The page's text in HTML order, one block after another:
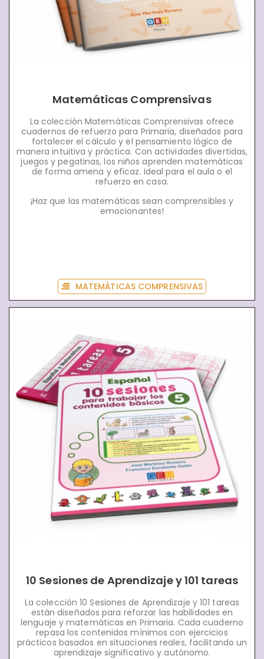
Matemáticas Comprensivas
La colección Matemáticas Comprensivas ofrece
cuadernos de refuerzo para Primaria, diseñados para
fortalecer el cálculo y el pensamiento lógico de
manera intuitiva y práctica. Con actividades divertidas,
juegos y pegatinas, los niños aprenden matemáticas
de forma amena y eficaz. Ideal para el aula o el
refuerzo en casa.
¡Haz que las matemáticas sean comprensibles y
emocionantes!
MATEMÁTICAS COMPRENSIVAS
10 Sesiones de Aprendizaje y 101 tareas
La colección 10 Sesiones de Aprendizaje y 101 tareas
están diseñados para reforzar las habilidades en
lenguaje y matemáticas en Primaria. Cada cuaderno
repasa los contenidos mínimos con ejercicios
prácticos basados en situaciones reales, facilitando un
aprendizaje significativo y autónomo.